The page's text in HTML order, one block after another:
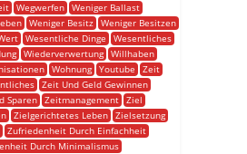
Wegwerfen Weniger Ballast
Weniger Besitz Weniger Besitzen
Wesentliche Dinge
Wesentliches
Wiederverwertung Willhaben
Wohnung Youtube
Zeit
Zeit Und Geld Gewinnen
Sparen Zeitmanagement Ziel
Zielgerichtetes Leben Zielsetzung
Zufriedenheit Durch Einfachheit
Durch Minimalismus